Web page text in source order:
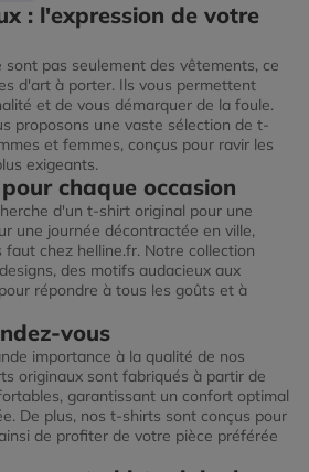
: l'expression de votre
pas seulement des vêtements, ce
d'art à porter. Ils vous permettent
et de vous démarquer de la foule.
proposons une vaste sélection de t-
et femmes, conçus pour ravir les
exigeants.
chaque occasion
d'un t-shirt original pour une
une journée décontractée en ville,
faut chez helline.fr. Notre collection
des motifs audacieux aux
répondre à tous les goûts et à
vous
importance à la qualité de nos
originaux sont fabriqués à partir de
garantissant un confort optimal
De plus, nos t-shirts sont conçus pour
de profiter de votre pièce préférée